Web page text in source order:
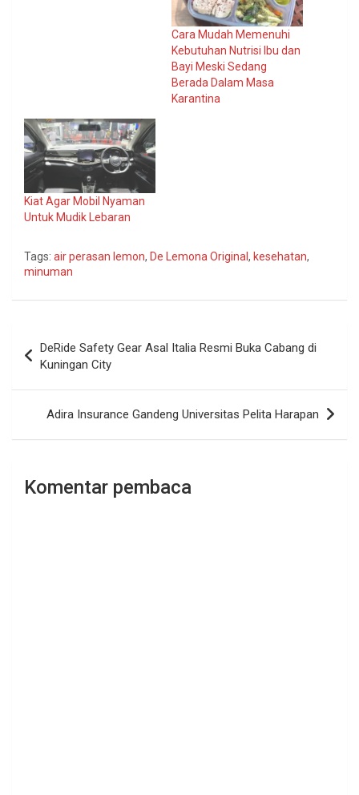
Cara Mudah Memenuhi
Kebutuhan Nutrisi Ibu dan
Bayi Meski Sedang
Berada Dalam Masa
Karantina
Kiat Agar Mobil Nyaman
Untuk Mudik Lebaran
Tags: air perasan lemon, De Lemona Original, kesehatan,
minuman
pos
DeRide Safety Gear Asal Italia Resmi Buka Cabang di
Kuningan City
Adira Insurance Gandeng Universitas Pelita Harapan
Komentar pembaca